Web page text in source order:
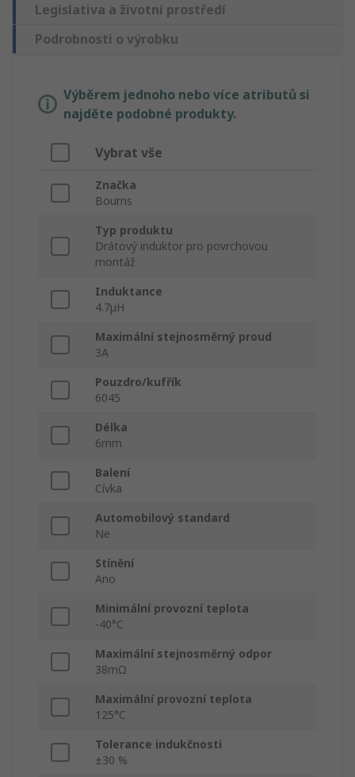
Legislativa a životní prostředí
Podrobnosti o výrobku
Výběrem jednoho nebo více atributů si
najděte podobné produkty.
Vybrat vše
Značka
Bourns
Typ produktu
Drátový induktor pro povrchovou
montáž
Induktance
4.7μH
Maximální stejnosměrný proud
3A
Pouzdro/kufřík
6045
Délka
6mm
Balení
Cívka
Automobilový standard
Ne
Stínění
Ano
Minimální provozní teplota
-40°C
Maximální stejnosměrný odpor
38mΩ
Maximální provozní teplota
125°C
Tolerance indukčnosti
±30 %